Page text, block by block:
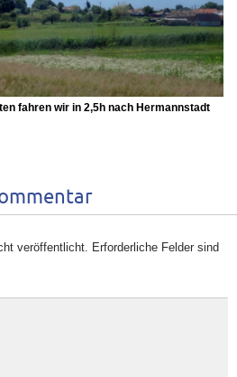
fahren wir in 2,5h nach Hermannstadt
veröffentlicht. Erforderliche Felder sind